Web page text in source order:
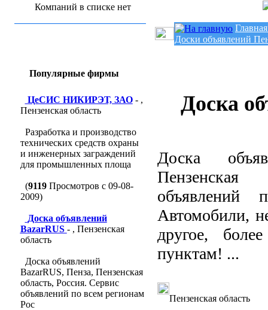
Компаний в списке нет
Популярные фирмы
ЦеСИС НИКИРЭТ, ЗАО- ,
Пензенская область
Разработка и производство
технических средств охраны
и инженерных заграждений
для промышленных площа
(9119Просмотров с 09-08-
2009)
Доска объявлений
BazarRUS - , Пензенская
область
Доска объявлений
BazarRUS, Пенза, Пензенская
область, Россия. Сервис
объявлений по всем регионам
Рос
Главная
Доски объявлений
Доска
Доска
Пензенская
объявлений
Автомобили,
другое,
пунктам! ...
Пензенская область